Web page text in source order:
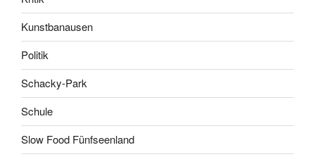
Kunstbanausen
Politik
Schacky-Park
Schule
Slow Food Fünfseenland